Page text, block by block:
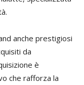
anche prestigiosi
da
è
che rafforza la